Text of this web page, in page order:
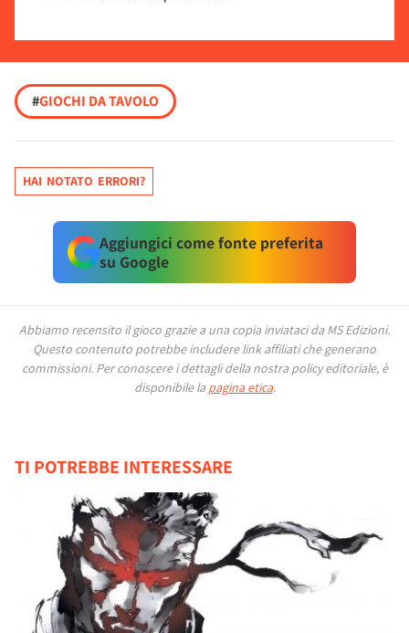
#GIOCHI DA TAVOLO
HAI NOTATO ERRORI?
Aggiungici come fonte preferita
su Google
Abbiamo recensito il gioco grazie a una copia inviataci da MS Edizioni.
Questo contenuto potrebbe includere link affiliati che generano
commissioni. Per conoscere i dettagli della nostra policy editoriale, è
disponibile la pagina etica.
TI POTREBBE INTERESSARE